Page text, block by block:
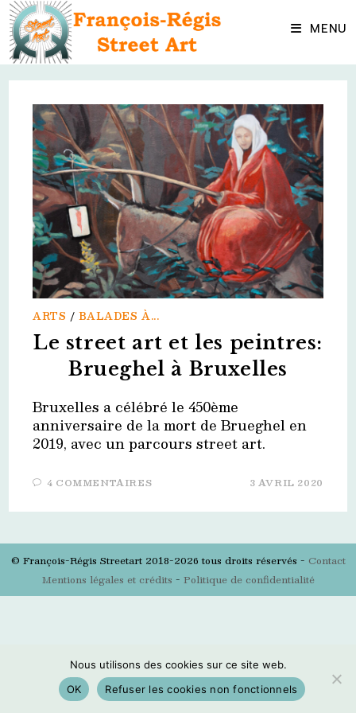
Skip
content MENU
ARTS /BALADES À...
Le street art et les peintres:
Brueghel à Bruxelles
Bruxelles a célébré le 450ème
anniversaire de la mort de Brueghel en
2019, avec un parcours street art.
4 COMMENTAIRES 3 AVRIL 2020
© François-Régis Streetart 2018-2026 tous droits réservés - Contact
Mentions légales et crédits - Politique de confidentialité
Nous utilisons des cookies sur ce site web.
OK
Refuser les cookies non fonctionnels